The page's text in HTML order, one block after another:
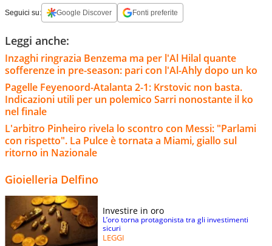
Seguici su: Google Discover Fonti preferite
Leggi anche:
Inzaghi ringrazia Benzema ma per l'Al Hilal quante
sofferenze in pre-season: pari con l'Al-Ahly dopo un ko
Pagelle Feyenoord-Atalanta 2-1: Krstovic non basta.
Indicazioni utili per un polemico Sarri nonostante il ko
nel finale
L'arbitro Pinheiro rivela lo scontro con Messi: "Parlami
con rispetto". La Pulce è tornata a Miami, giallo sul
ritorno in Nazionale
Gioielleria Delfino
Investire in oro
L’oro torna protagonista tra gli investimenti
sicuri
LEGGI